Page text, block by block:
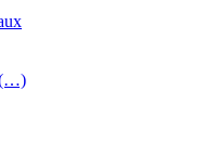
(…)